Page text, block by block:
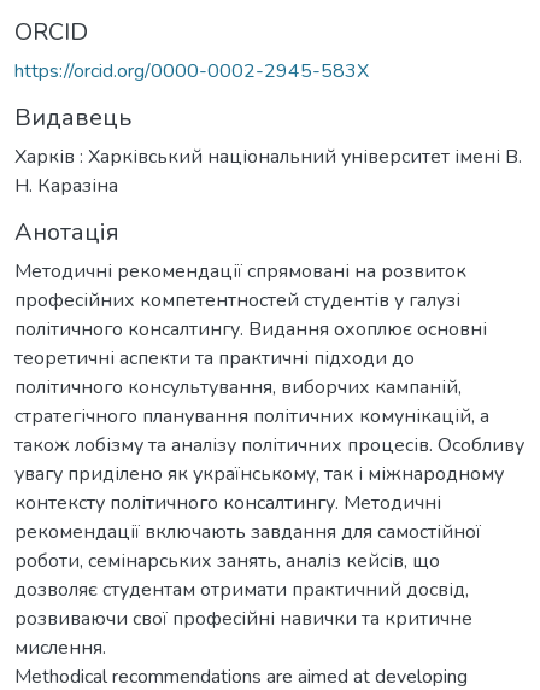
ORCID
https://orcid.org/0000-0002-2945-583X
Видавець
Харків : Харківський національний університет імені В.
Н. Каразіна
Анотація
Методичні рекомендації спрямовані на розвиток
професійних компетентностей студентів у галузі
політичного консалтингу. Видання охоплює основні
теоретичні аспекти та практичні підходи до
політичного консультування, виборчих кампаній,
стратегічного планування політичних комунікацій, а
також лобізму та аналізу політичних процесів. Особливу
увагу приділено як українському, так і міжнародному
контексту політичного консалтингу. Методичні
рекомендації включають завдання для самостійної
роботи, семінарських занять, аналіз кейсів, що
дозволяє студентам отримати практичний досвід,
розвиваючи свої професійні навички та критичне
мислення.
Methodical recommendations are aimed at developing